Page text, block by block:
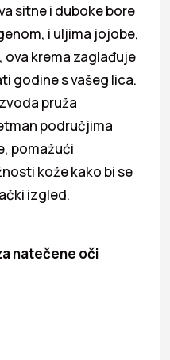
sitne i duboke bore
i uljima jojobe,
ova krema zaglađuje
godine s vašeg lica.
pruža
područjima
pomažući
kože kako bi se
izgled.
natečene oči